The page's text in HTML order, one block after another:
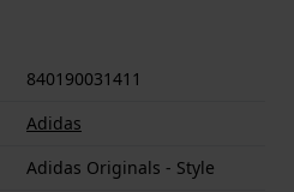
840190031411
Adidas
Adidas Originals - Style